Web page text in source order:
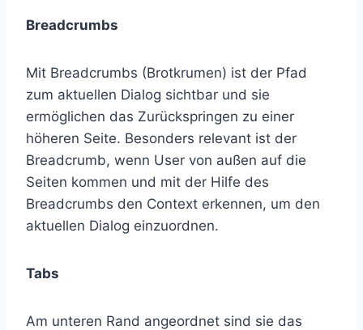
Breadcrumbs
Mit Breadcrumbs (Brotkrumen) ist der Pfad
zum aktuellen Dialog sichtbar und sie
ermöglichen das Zurückspringen zu einer
höheren Seite. Besonders relevant ist der
Breadcrumb, wenn User von außen auf die
Seiten kommen und mit der Hilfe des
Breadcrumbs den Context erkennen, um den
aktuellen Dialog einzuordnen.
Tabs
Am unteren Rand angeordnet sind sie das